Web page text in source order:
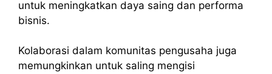
untuk meningkatkan daya saing dan performa
bisnis.
Kolaborasi dalam komunitas pengusaha juga
memungkinkan untuk saling mengisi